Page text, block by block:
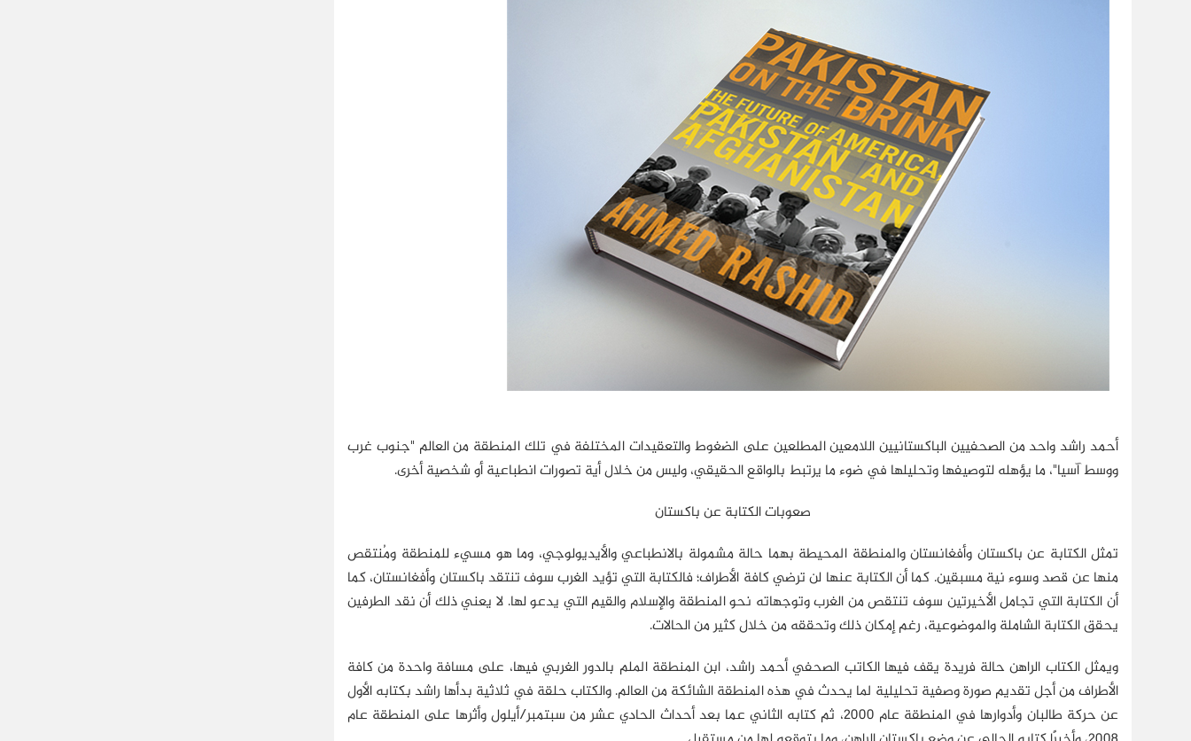
أحمد راشد واحد من الصحفيين الباكستانيين اللامعين المطلعين على الضغوط والتعقيدات المختلفة في تلك المنطقة من العالم "جنوب غرب
ووسط آسيا"، ما يؤهله لتوصيفها وتحليلها في ضوء ما يرتبط بالواقع الحقيقي، وليس من خلال أية تصورات انطباعية أو شخصية أخرى.
صعوبات الكتابة عن باكستان
تمثل الكتابة عن باكستان وأفغانستان والمنطقة المحيطة بهما حالة مشمولة بالانطباعي والأيديولوجي، وما هو مسيء للمنطقة ومُنتقص
منها عن قصد وسوء نية مسبقين. كما أن الكتابة عنها لن ترضي كافة الأطراف؛ فالكتابة التي تؤيد الغرب سوف تنتقد باكستان وأفغانستان، كما
أن الكتابة التي تجامل الأخيرتين سوف تنتقص من الغرب وتوجهاته نحو المنطقة والإسلام والقيم التي يدعو لها. لا يعني ذلك أن نقد الطرفين
يحقق الكتابة الشاملة والموضوعية، رغم إمكان ذلك وتحققه من خلال كثير من الحالات.
ويمثل الكتاب الراهن حالة فريدة يقف فيها الكاتب الصحفي أحمد راشد، ابن المنطقة الملم بالدور الغربي فيها، على مسافة واحدة من كافة
الأطراف من أجل تقديم صورة وصفية تحليلية لما يحدث في هذه المنطقة الشائكة من العالم. والكتاب حلقة في ثلاثية بدأها راشد بكتابه الأول
عن حركة طالبان وأدوارها في المنطقة عام 2000، ثم كتابه الثاني عما بعد أحداث الحادي عشر من سبتمبر/أيلول وأثرها على المنطقة عام